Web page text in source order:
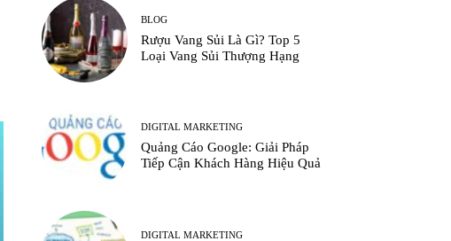
BLOG
Rượu Vang Sủi Là Gì? Top 5
Loại Vang Sủi Thượng Hạng
DIGITAL MARKETING
Quảng Cáo Google: Giải Pháp
Tiếp Cận Khách Hàng Hiệu Quả
DIGITAL MARKETING